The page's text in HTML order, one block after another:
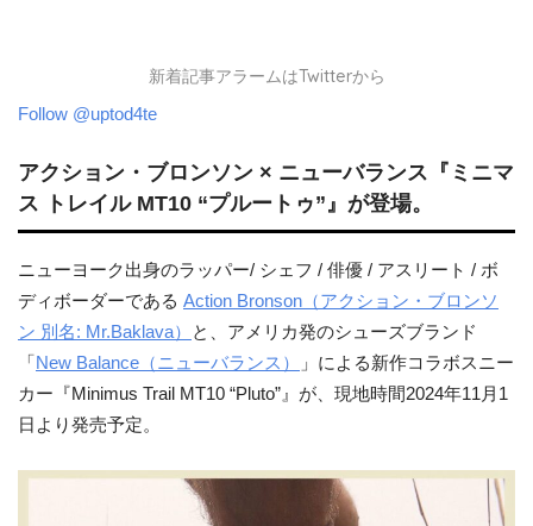
新着記事アラームはTwitterから
Follow @uptod4te
アクション・ブロンソン × ニューバランス『ミニマ
ス トレイル MT10 “プルートゥ”』が登場。
ニューヨーク出身のラッパー/ シェフ / 俳優 / アスリート / ボ
ディボーダーである Action Bronson（アクション・ブロンソ
ン 別名: Mr.Baklava）
と、アメリカ発のシューズブランド
「 New Balance（ニューバランス）
」による新作コラボスニー
カー『Minimus Trail MT10 “Pluto”』が、現地時間2024年11月1
日より発売予定。